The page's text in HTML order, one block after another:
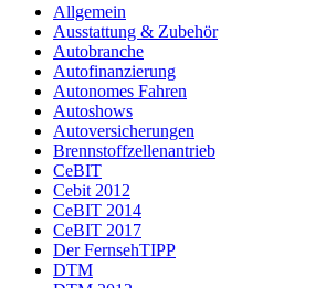
Allgemein
Ausstattung & Zubehör
Autobranche
Autofinanzierung
Autonomes Fahren
Autoshows
Autoversicherungen
Brennstoffzellenantrieb
CeBIT
Cebit 2012
CeBIT 2014
CeBIT 2017
Der FernsehTIPP
DTM